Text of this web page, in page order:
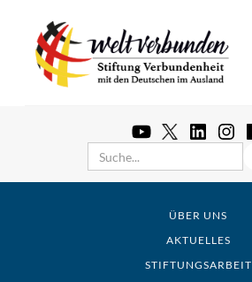
ÜBER UNS
AKTUELLES
STIFTUNGSARBEIT